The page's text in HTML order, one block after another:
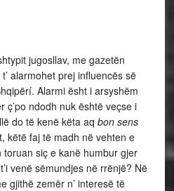
jugosllav, me gazetën
alarmohet prej influencës së
Alarmi ësht i arsyshëm
ç’po ndodh nuk është veçse i
do të kenë këta aq bon sens
këtë faj të madh në vehten e
toruan siç e kanë humbur gjer
venë sëmundjes në rrënjë? Në
gjithë zemër n’ interesë të